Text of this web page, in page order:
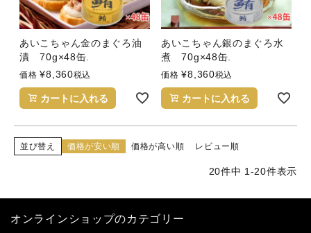
あいこちゃん金のまぐろ油
漬 70g×48缶.
価格 ¥8,360税込
カートに入れる
あいこちゃん銀のまぐろ水
煮 70g×48缶.
価格 ¥8,360税込
カートに入れる
並び替え 価格が安い順 価格が高い順 レビュー順
20件中 1 -20件表示
オンラインショップのカテゴリー